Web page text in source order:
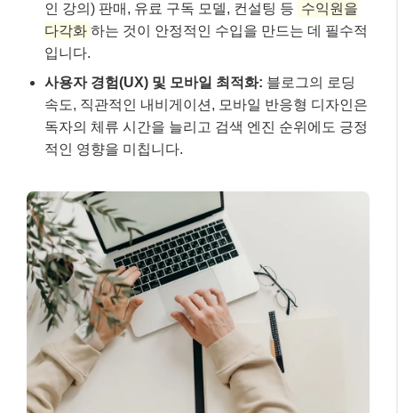
인 강의) 판매, 유료 구독 모델, 컨설팅 등 수익원을
다각화 하는 것이 안정적인 수입을 만드는 데 필수적
입니다.
사용자 경험(UX) 및 모바일 최적화: 블로그의 로딩
속도, 직관적인 내비게이션, 모바일 반응형 디자인은
독자의 체류 시간을 늘리고 검색 엔진 순위에도 긍정
적인 영향을 미칩니다.